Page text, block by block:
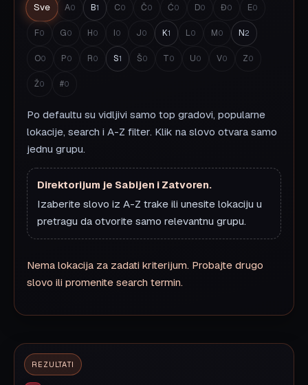
Sve A0 B1 C0 Č0 Ć0 D0 Đ0 E0
F0 G0 H0 I0 J0 K1 L0 M0 N2
O0 P0 R0 S1 Š0 T0 U0 V0 Z0
Ž0 #0
Po defaultu su vidljivi samo top gradovi, popularne
lokacije, search i A-Z filter. Klik na slovo otvara samo
jednu grupu.
Direktorijum je Sabijen i Zatvoren.
Izaberite slovo iz A-Z trake ili unesite lokaciju u
pretragu da otvorite samo relevantnu grupu.
Nema lokacija za zadati kriterijum. Probajte drugo
slovo ili promenite search termin.
REZULTATI